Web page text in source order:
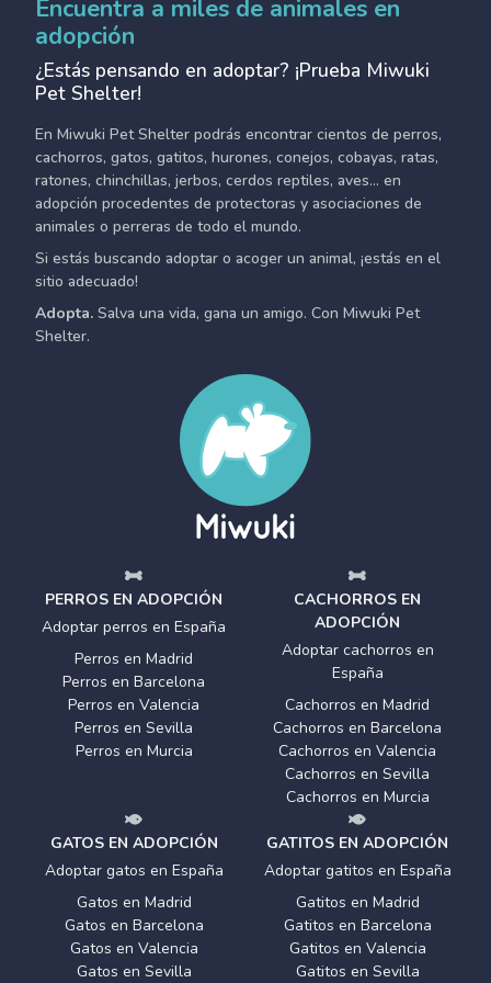
Encuentra a miles de animales en
adopción
¿Estás pensando en adoptar? ¡Prueba Miwuki
Pet Shelter!
En Miwuki Pet Shelter podrás encontrar cientos de perros,
cachorros, gatos, gatitos, hurones, conejos, cobayas, ratas,
ratones, chinchillas, jerbos, cerdos reptiles, aves... en
adopción procedentes de protectoras y asociaciones de
animales o perreras de todo el mundo.
Si estás buscando adoptar o acoger un animal, ¡estás en el
sitio adecuado!
Adopta. Salva una vida, gana un amigo. Con Miwuki Pet
Shelter.
PERROS EN ADOPCIÓN
Adoptar perros en España
Perros en Madrid
Perros en Barcelona
Perros en Valencia
Perros en Sevilla
Perros en Murcia
CACHORROS EN
ADOPCIÓN
Adoptar cachorros en
España
Cachorros en Madrid
Cachorros en Barcelona
Cachorros en Valencia
Cachorros en Sevilla
Cachorros en Murcia
GATOS EN ADOPCIÓN
Adoptar gatos en España
Gatos en Madrid
Gatos en Barcelona
Gatos en Valencia
Gatos en Sevilla
GATITOS EN ADOPCIÓN
Adoptar gatitos en España
Gatitos en Madrid
Gatitos en Barcelona
Gatitos en Valencia
Gatitos en Sevilla